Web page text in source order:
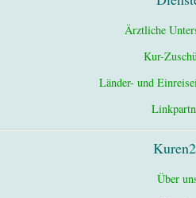
Ärztliche
Kur-
Länder- und
Über